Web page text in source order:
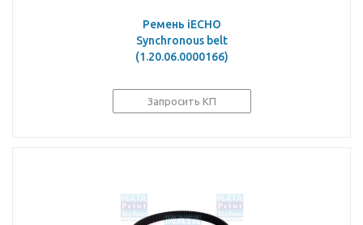
Ремень iECHO
Synchronous belt
(1.20.06.0000166)
Запросить КП